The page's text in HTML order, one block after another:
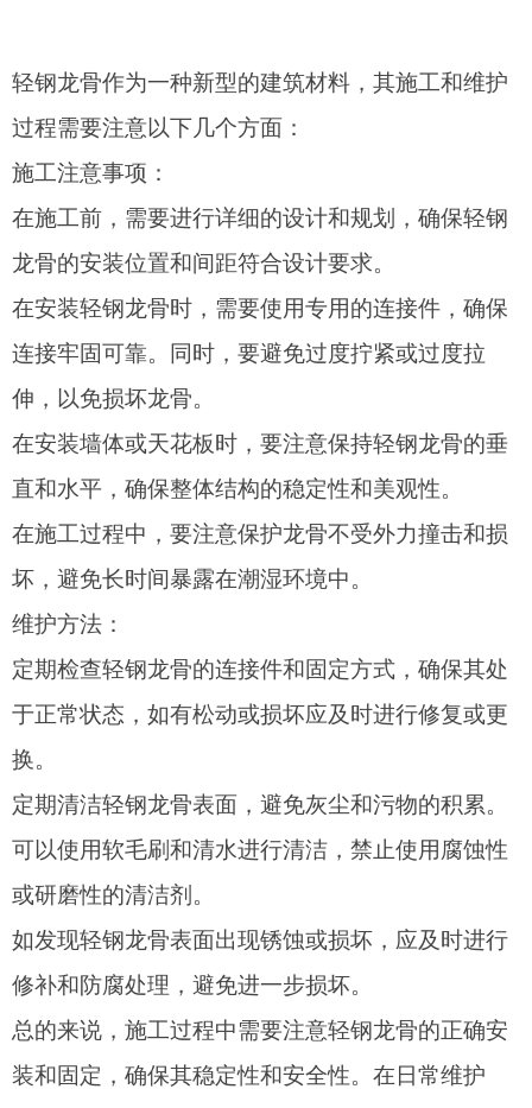
轻钢龙骨作为一种新型的建筑材料，其施工和维护
过程需要注意以下几个方面：
施工注意事项：
在施工前，需要进行详细的设计和规划，确保轻钢
龙骨的安装位置和间距符合设计要求。
在安装轻钢龙骨时，需要使用专用的连接件，确保
连接牢固可靠。同时，要避免过度拧紧或过度拉
伸，以免损坏龙骨。
在安装墙体或天花板时，要注意保持轻钢龙骨的垂
直和水平，确保整体结构的稳定性和美观性。
在施工过程中，要注意保护龙骨不受外力撞击和损
坏，避免长时间暴露在潮湿环境中。
维护方法：
定期检查轻钢龙骨的连接件和固定方式，确保其处
于正常状态，如有松动或损坏应及时进行修复或更
换。
定期清洁轻钢龙骨表面，避免灰尘和污物的积累。
可以使用软毛刷和清水进行清洁，禁止使用腐蚀性
或研磨性的清洁剂。
如发现轻钢龙骨表面出现锈蚀或损坏，应及时进行
修补和防腐处理，避免进一步损坏。
总的来说，施工过程中需要注意轻钢龙骨的正确安
装和固定，确保其稳定性和安全性。在日常维护